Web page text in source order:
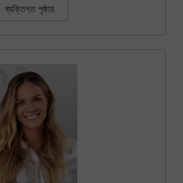
ব্যক্তিগত পৃষ্ঠায়